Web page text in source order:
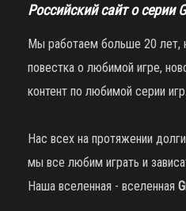
Российский сайт о серии
Мы работаем больше 20 лет,
повестка о любимой игре,
контент по любимой серии игр.
Нас всех на протяжении
мы все любим играть и
Наша вселенная - вселенная